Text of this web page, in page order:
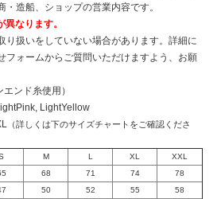
造船、ショップの営業内容です。
なります。
扱いをしていない場合があります。詳細に
フォームからご質問いただけますよう、お願
ンド糸使用）
LightYellow
（詳しくは下のサイズチャートをご確認くださ
M L XL
XXL
68 71 74
78
50 52 55
58